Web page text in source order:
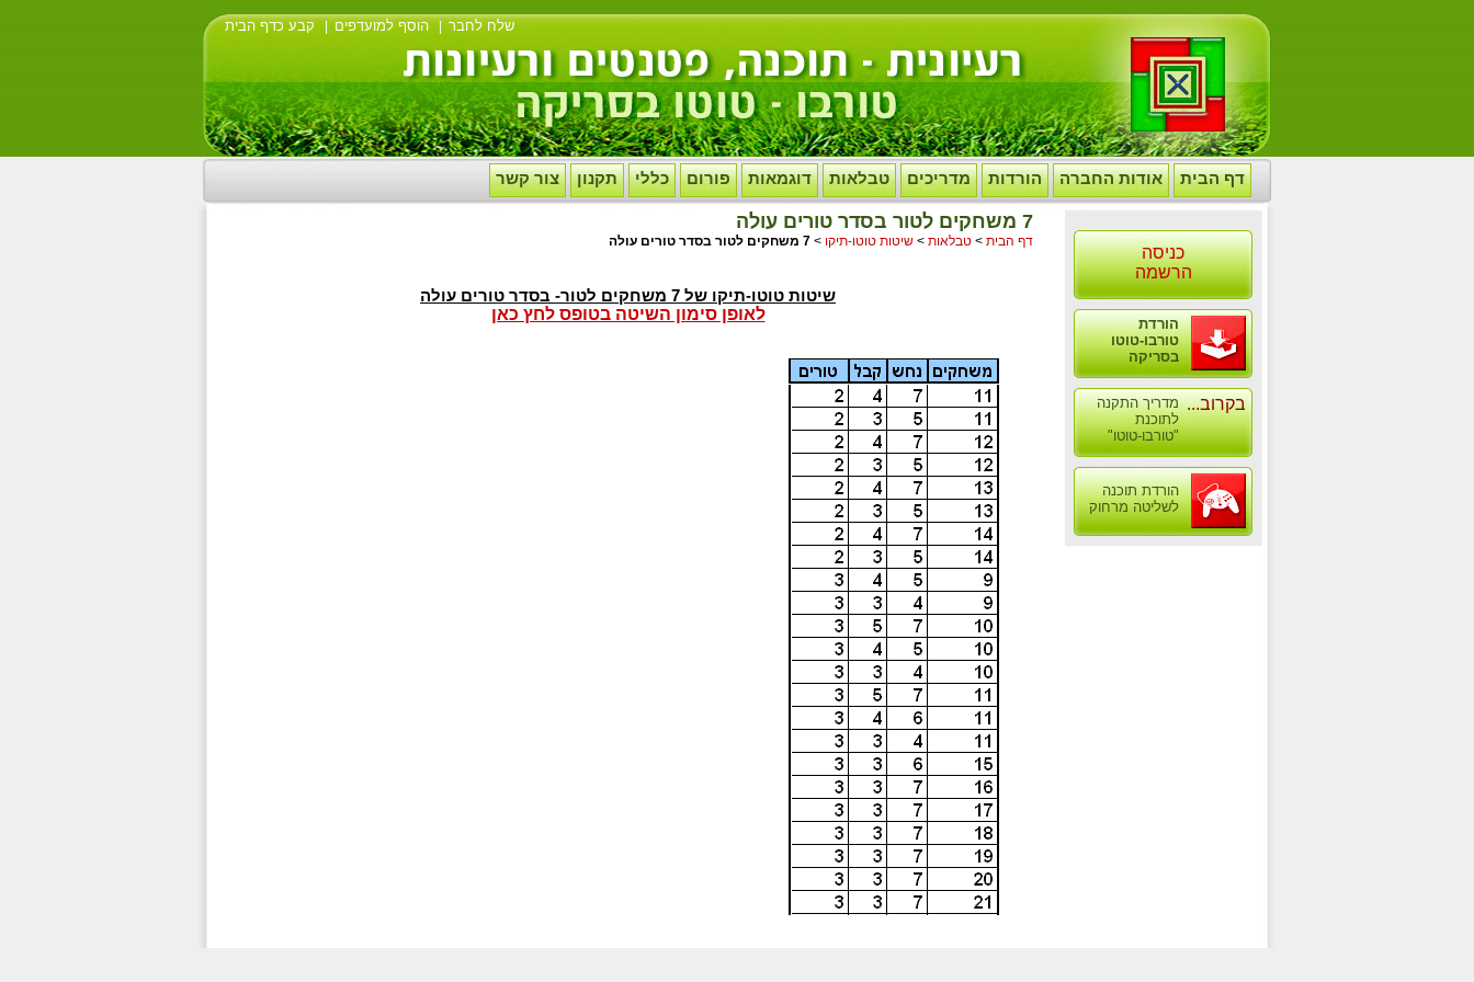
שלח לחבר הוסף למועדפים קבע כדף הבית
דף הבית אודות החברה הורדות מדריכים טבלאות דוגמאות פורום כללי תקנון צור קשר
כניסה
הרשמה
הורדת
טורבו-טוטו
בסריקה
בקרוב... מדריך התקנה
לתוכנת
"טורבו-טוטו"
הורדת תוכנה
לשליטה מרחוק
7 משחקים לטור בסדר טורים עולה
דף הבית > טבלאות > שיטות טוטו-תיקו > 7 משחקים לטור בסדר טורים עולה
שיטות טוטו-תיקו של 7 משחקים לטור- בסדר טורים עולה
לאופן סימון השיטה בטופס לחץ כאן